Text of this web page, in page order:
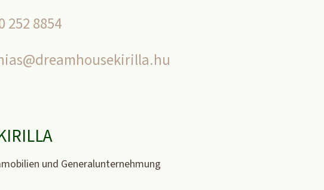
252 8854
und Generalunternehmung